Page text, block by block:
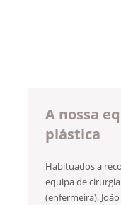
A nossa
plástica
Habituados a
equipa de
(enfermeira),